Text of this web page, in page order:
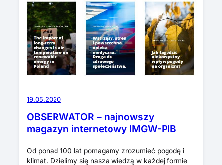
19.05.2020
OBSERWATOR – najnowszy
magazyn internetowy IMGW-PIB
Od ponad 100 lat pomagamy zrozumieć pogodę i
klimat. Dzielimy się nasza wiedzą w każdej formie